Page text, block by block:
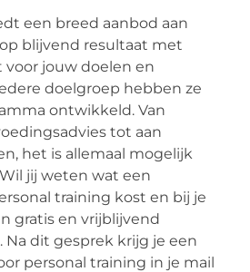
een breed aanbod aan
blijvend resultaat met
jouw doelen en
doelgroep hebben ze
ontwikkeld. Van
tot aan
het is allemaal mogelijk
jij weten wat een
training kost en bij je
gratis en vrijblijvend
Na dit gesprek krijg je een
personal training in je mail